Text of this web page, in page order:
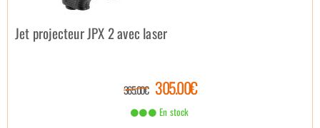
Jet projecteur JPX 2 avec laser
365.00€ 305.00€
En stock